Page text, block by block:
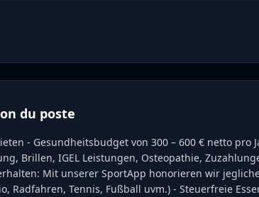
du poste
- Gesundheitsbudget von 300 – 600 € netto pro
Brillen, IGEL Leistungen, Osteopathie,
Mit unserer SportApp honorieren wir
Radfahren, Tennis, Fußball uvm.) - Steuerfreie